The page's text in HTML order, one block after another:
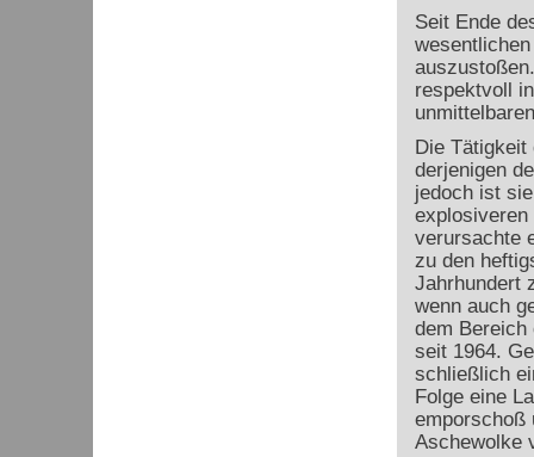
Seit Ende
respektvoll
Die Tätigkeit
derjenigen
jedoch ist
explosiveren
verursachte
zu den
Jahrhundert
wenn auch
dem Bereich
seit 1964.
schließlich
Folge eine
emporschoß
Aschewolke